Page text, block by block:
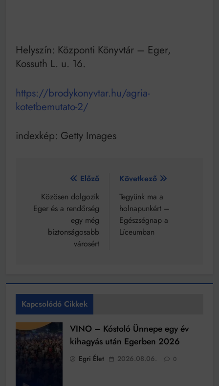
Helyszín: Központi Könyvtár – Eger,
Kossuth L. u. 16.
https://brodykonyvtar.hu/agria-
kotetbemutato-2/
indexkép: Getty Images
Bejegyzés
navigáció
Előző
Közösen dolgozik
Eger és a rendőrség
egy még
biztonságosabb
városért
Következő
Tegyünk ma a
holnapunkért –
Egészségnap a
Líceumban
Kapcsolódó Cikkek
VINO – Kóstoló Ünnepe egy év
kihagyás után Egerben 2026
Egri Élet 2026.08.06. 0